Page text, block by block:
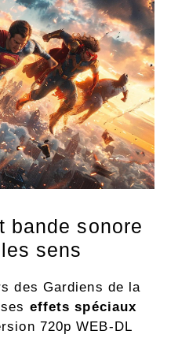
bande sonore
sens
des Gardiens de la
effets spéciaux
720p WEB-DL